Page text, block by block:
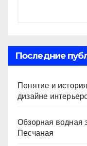
Последние
Понятие и
дизайне
Обзорная водная
Песчаная